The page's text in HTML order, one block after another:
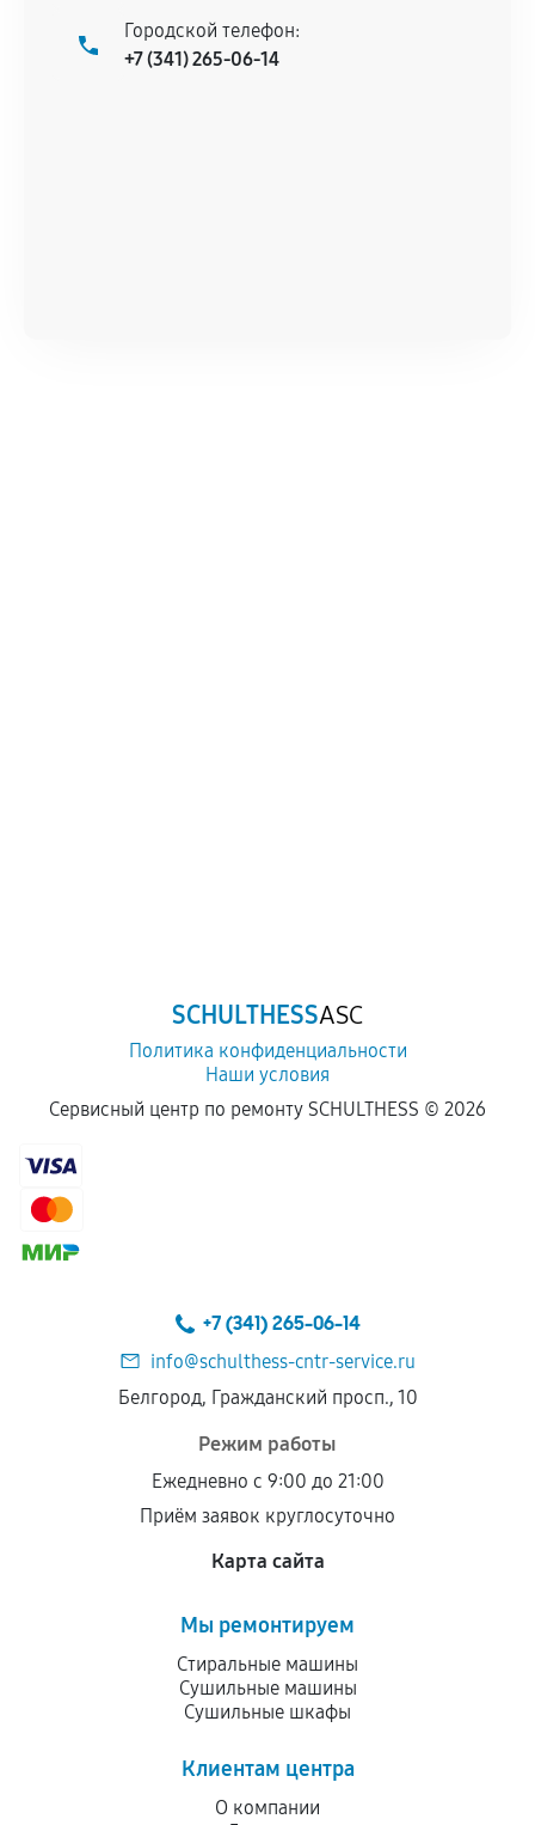
Городской телефон:
+7 (341) 265-06-14
SCHULTHESSASC
Политика конфиденциальности
Наши условия
Сервисный центр по ремонту SCHULTHESS © 2026
+7 (341) 265-06-14
info@schulthess-cntr-service.ru
Белгород, Гражданский просп., 10
Режим работы
Ежедневно с 9:00 до 21:00
Приём заявок круглосуточно
Карта сайта
Мы ремонтируем
Стиральные машины
Сушильные машины
Сушильные шкафы
Клиентам центра
О компании